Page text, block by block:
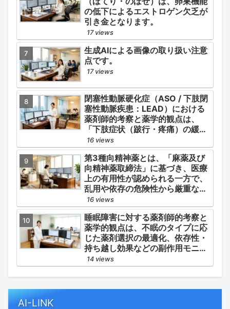
の低下によるエストロゲン欠乏が
引き金となります。
17 views
生成AIによる画像の取り扱い注意
点です。
17 views
閉塞性動脈硬化症（ASO / 下肢閉
塞性動脈疾患：LEAD）における
薬剤師的考察と薬学的観点は、
「下肢症状（跛行・疼痛）の緩
和」と「全身性動脈硬化による脳
心血管イベント（脳梗塞・心筋梗
塞）の二次予防」の2軸を同時に
管理することにあります。
16 views
第3種向精神薬とは、「麻薬及び
向精神薬取締法」に基づき、医療
上の有用性が認められる一方で、
乱用や依存の危険性から厳重な管
理・規制が必要とされる薬物のう
ち、第1種・第2種よりも比較的リ
スクが低いと判断されて指定され
ている医薬品の分類です。
16 views
睡眠障害に対する薬剤師的考察と
薬学的観点は、不眠のタイプに応
じた薬剤選択の最適化、依存性・
持ち越し効果などの副作用モニタ
リング、そして生活習慣（睡眠衛
生）の改善支援にあります。
14 views
AI-LINK